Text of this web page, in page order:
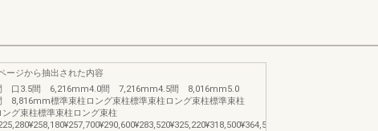
ージから抽出された内容
口3.5間 6,216mm4.0間 7,216mm4.5間 8,016mm5.0
8,816mm標準束柱ロング束柱標準束柱ロング束柱標準束柱
ング束柱標準束柱ロング束柱